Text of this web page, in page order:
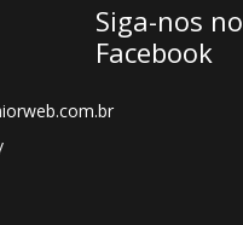
Siga-nos no
Facebook